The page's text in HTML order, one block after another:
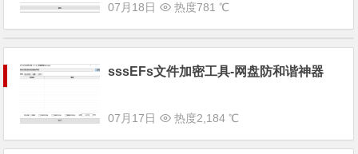
07月18日 热度781 ℃
sssEFs文件加密工具-网盘防和谐神器
07月17日 热度2,184 ℃